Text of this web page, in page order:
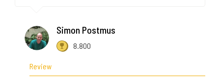
Simon Postmus
8.800
Review